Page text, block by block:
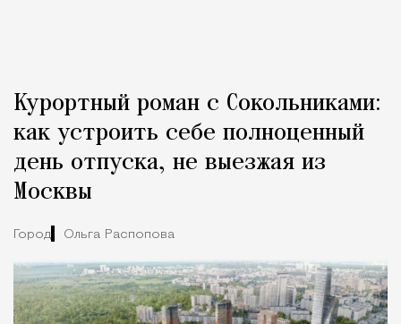
Курортный роман с Сокольниками:
как устроить себе полноценный
день отпуска, не выезжая из
Москвы
Город Ольга Распопова